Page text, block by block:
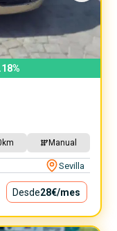
%
km Manual
Sevilla
Desde28€/mes